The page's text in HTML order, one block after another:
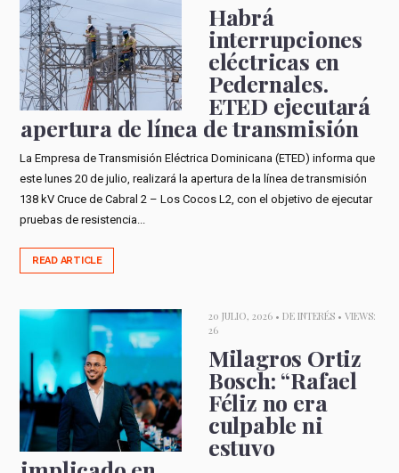
Habrá
interrupciones
eléctricas en
Pedernales.
ETED ejecutará
apertura de línea de transmisión
La Empresa de Transmisión Eléctrica Dominicana (ETED) informa que
este lunes 20 de julio, realizará la apertura de la línea de transmisión
138 kV Cruce de Cabral 2 – Los Cocos L2, con el objetivo de ejecutar
pruebas de resistencia...
READ ARTICLE
20 JULIO, 2026 • DE INTERÉS• VIEWS:
26
Milagros Ortiz
Bosch: “Rafael
Féliz no era
culpable ni
estuvo